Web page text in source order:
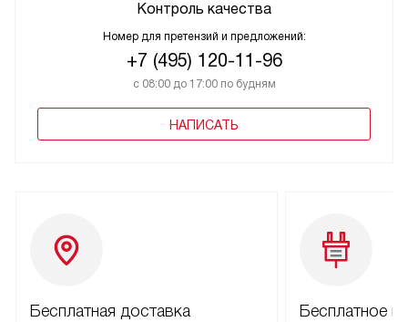
Контроль качества
Номер для претензий и предложений:
+7 (495) 120-11-96
с 08:00 до 17:00 по будням
НАПИСАТЬ
Бесплатная доставка Бесплатное